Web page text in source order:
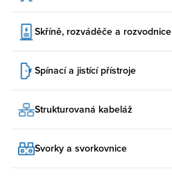
Skříně, rozváděče a rozvodnice
Spínací a jistící přístroje
Strukturovaná kabeláž
Svorky a svorkovnice